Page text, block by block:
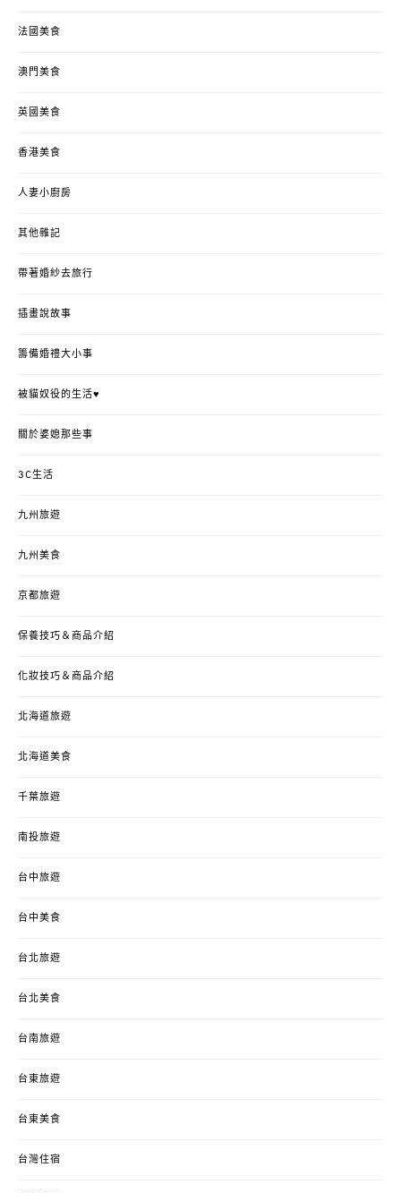
法國美食
澳門美食
英國美食
香港美食
人妻小廚房
其他雜記
帶著婚紗去旅行
插畫說故事
籌備婚禮大小事
被貓奴役的生活♥
關於婆媳那些事
3C生活
九州旅遊
九州美食
京都旅遊
保養技巧＆商品介紹
化妝技巧＆商品介紹
北海道旅遊
北海道美食
千葉旅遊
南投旅遊
台中旅遊
台中美食
台北旅遊
台北美食
台南旅遊
台東旅遊
台東美食
台灣住宿